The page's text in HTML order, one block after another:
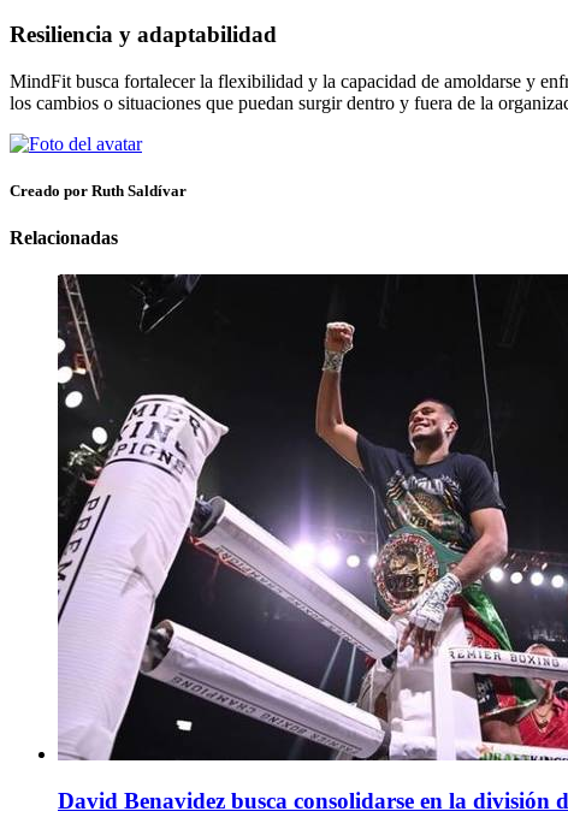
Resiliencia y adaptabilidad
MindFit busca fortalecer la flexibilidad y la capacidad de amoldarse y
los cambios o situaciones que puedan surgir dentro y fuera de la
Creado por Ruth Saldívar
Relacionadas
David Benavidez busca consolidarse en la división